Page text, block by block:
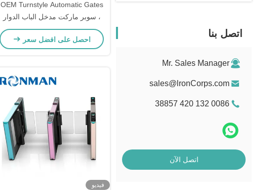
اتصل بنا
Mr. Sales Manager
sales@lronCorps.com
0086 132 420 38857
اتصل الآن
OEM Turnstyle Automatic Gates
، سوبر ماركت مدخل الباب الدوار
ضمان لمدة سنة
احصل على افضل سعر
فيديو